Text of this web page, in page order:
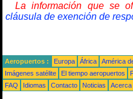
La información que se
cláusula de exención de
Aeropuertos : Europa África América
Imágenes satélite
El tiempo aeropuertos
FAQ
Idiomas Contacto Noticias Acerca